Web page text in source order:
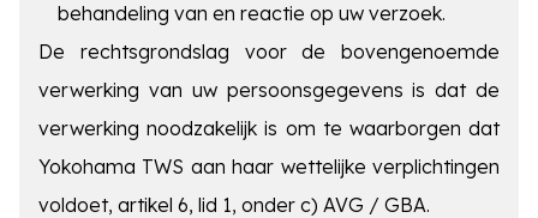
behandeling van en reactie op uw verzoek.
De rechtsgrondslag voor de bovengenoemde
verwerking van uw persoonsgegevens is dat de
verwerking noodzakelijk is om te waarborgen dat
Yokohama TWS aan haar wettelijke verplichtingen
voldoet, artikel 6, lid 1, onder c) AVG / GBA.